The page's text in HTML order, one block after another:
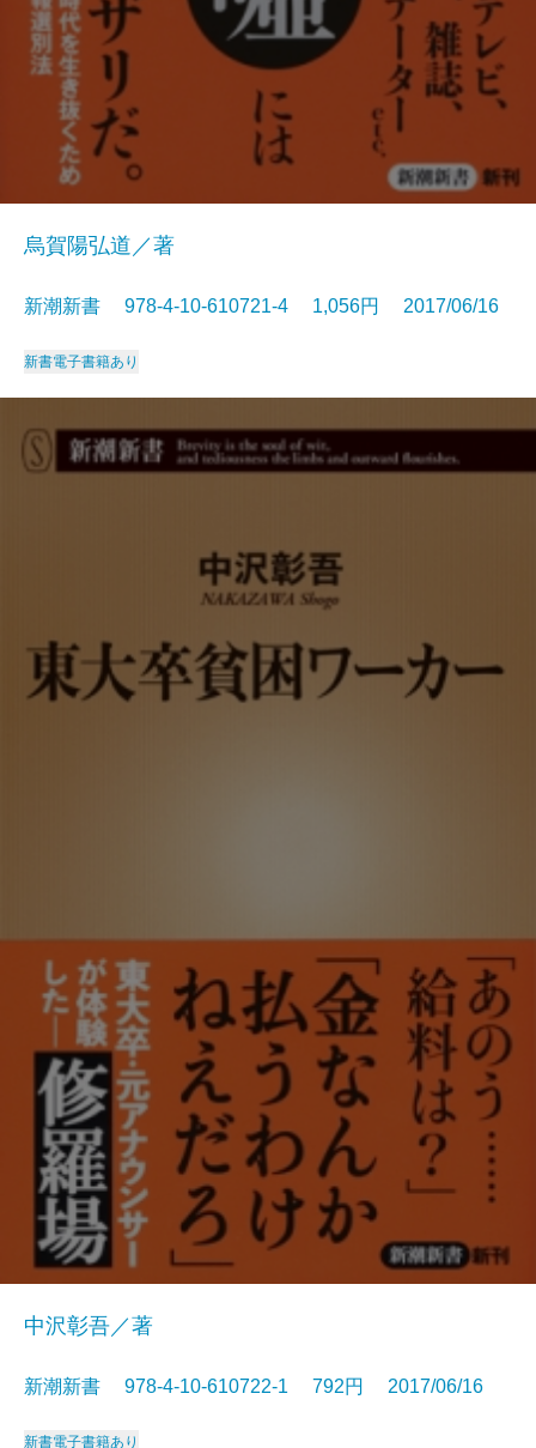
烏賀陽弘道／著
新潮新書 978-4-10-610721-4 1,056円 2017/06/16
新書電子書籍あり
中沢彰吾／著
新潮新書 978-4-10-610722-1 792円 2017/06/16
新書電子書籍あり